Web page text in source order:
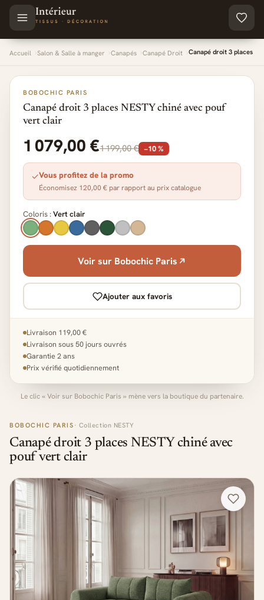
Aller au contenu principal
Accueil Salon & Salle à manger Canapés Canapé Droit Canapé droit 3 places
BOBOCHIC PARIS · Collection NESTY
Canapé droit 3 places NESTY chiné avec
pouf vert clair
BOBOCHIC PARIS
Canapé droit 3 places NESTY chiné avec pouf
vert clair
1 079,00 €1 199,00 € −10 %
✓Vous profitez de la promo
Économisez 120,00 € par rapport au prix catalogue
Coloris :Vert clair
Voir sur Bobochic Paris
Ajouter aux favoris
Livraison 119,00 €
Livraison sous 50 jours ouvrés
Garantie 2 ans
Prix vérifié quotidiennement
Le clic « Voir sur Bobochic Paris » mène vers la boutique du partenaire.